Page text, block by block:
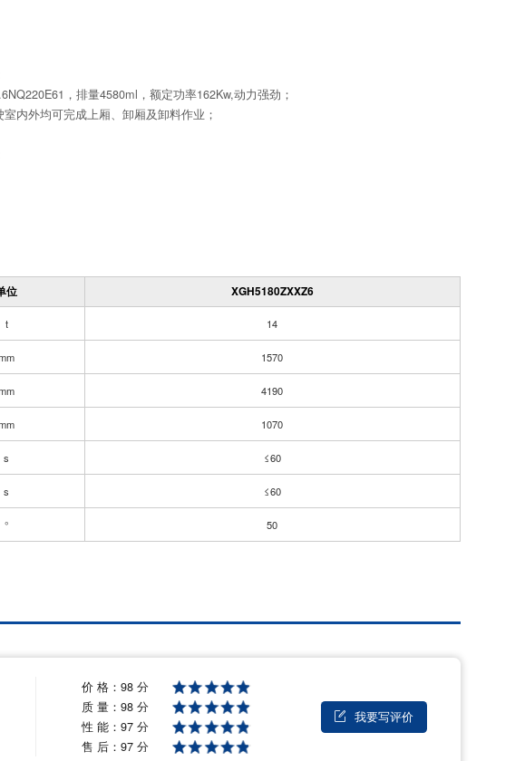
，排量4580ml，额定功率162Kw,动力强劲；
内外均可完成上厢、卸厢及卸料作业；
位 XGH5180ZXXZ6
t 14
1570
4190
1070
s ≤60
s ≤60
° 50
价 格：98 分
质 量：98 分
性 能：97 分
售 后：97 分
 我要写评价